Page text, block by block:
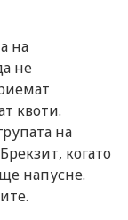
на
не
квоти.
на
когато
напусне.